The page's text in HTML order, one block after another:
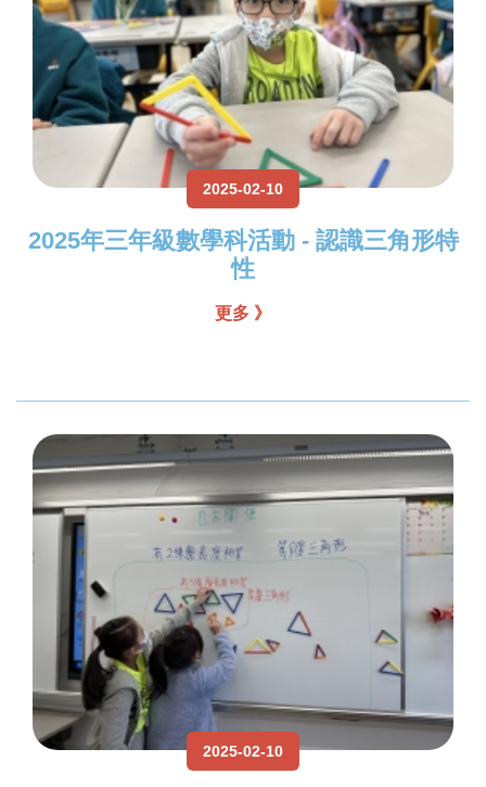
2025-02-10
2025年三年級數學科活動 - 認識三角形特
性
更多 》
2025-02-10